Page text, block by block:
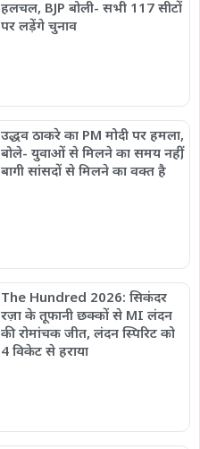
हलचल, BJP बोली- सभी 117 सीटों
पर लड़ेंगे चुनाव
उद्धव ठाकरे का PM मोदी पर हमला,
बोले- युवाओं से मिलने का समय नहीं,
बागी सांसदों से मिलने का वक्त है
The Hundred 2026: सिकंदर
रज़ा के तूफानी छक्कों से MI लंदन
की रोमांचक जीत, लंदन स्पिरिट को
4 विकेट से हराया